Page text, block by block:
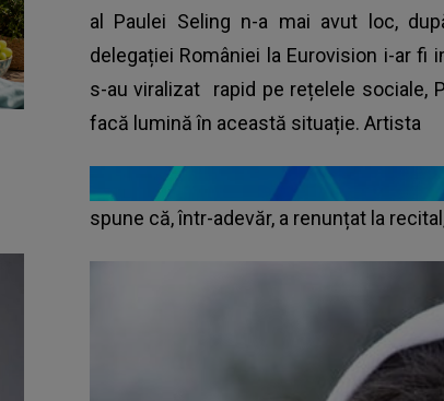
al Paulei Seling n-a mai avut loc,
delegației României la Eurovision i-ar
s-au viralizat rapid pe rețelele sociale,
facă lumină în această situație. Artista
spune că, într-adevăr, a renunțat la